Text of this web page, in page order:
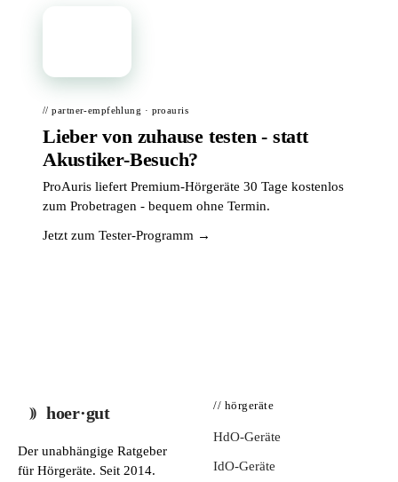
// partner-empfehlung · proauris
Lieber von zuhause testen - statt
Akustiker-Besuch?
ProAuris liefert Premium-Hörgeräte 30 Tage kostenlos
zum Probetragen - bequem ohne Termin.
Jetzt zum Tester-Programm →
hoer·gut
Der unabhängige Ratgeber
für Hörgeräte. Seit 2014.
// hörgeräte
HdO-Geräte
IdO-Geräte